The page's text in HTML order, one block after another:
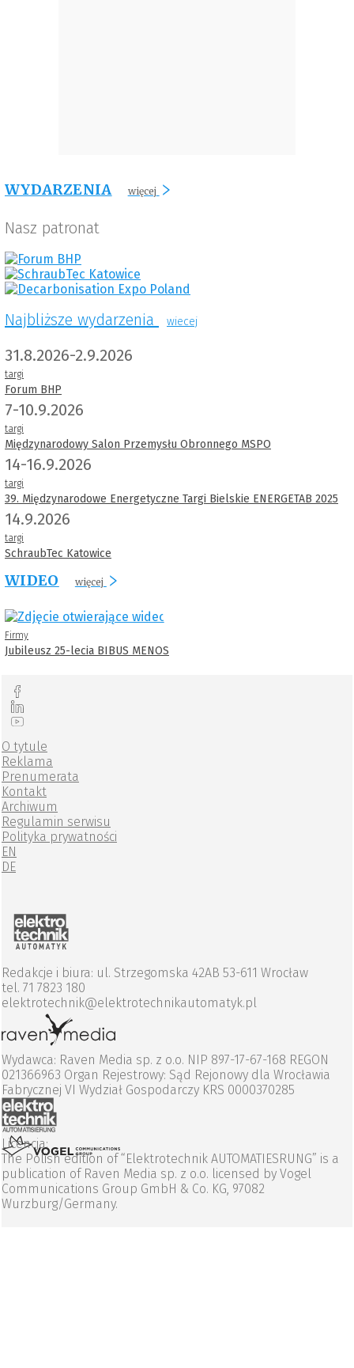
WYDARZENIA więcej
Nasz patronat
Najbliższe wydarzenia wiecej
31.8.2026-2.9.2026
targi
Forum BHP
7-10.9.2026
targi
Międzynarodowy Salon Przemysłu Obronnego MSPO
14-16.9.2026
targi
39. Międzynarodowe Energetyczne Targi Bielskie ENERGETAB 2025
14.9.2026
targi
SchraubTec Katowice
WIDEO więcej
Firmy
Jubileusz 25-lecia BIBUS MENOS
O tytule
Reklama
Prenumerata
Kontakt
Archiwum
Regulamin serwisu
Polityka prywatności
EN
DE
Redakcje i biura: ul. Strzegomska 42AB 53-611 Wrocław
tel. 71 7823 180
elektrotechnik@elektrotechnikautomatyk.pl
Wydawca: Raven Media sp. z o.o. NIP 897-17-67-168 REGON
021366963 Organ Rejestrowy: Sąd Rejonowy dla Wrocławia
Fabrycznej VI Wydział Gospodarczy KRS 0000370285
Licencja:
The Polish edition of “Elektrotechnik AUTOMATIESRUNG” is a
publication of Raven Media sp. z o.o. licensed by Vogel
Communications Group GmbH & Co. KG, 97082
Wurzburg/Germany.